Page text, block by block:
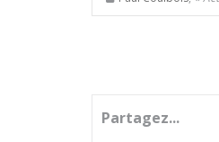
Partagez...